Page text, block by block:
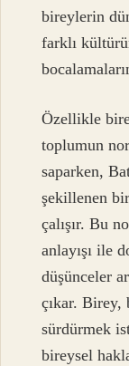
bireylerin
farklı
Özellikle
toplumun
saparken,
şekillenen
çalışır. Bu
anlayışı ile
düşünceler
çıkar. Birey,
sürdürmek
bireysel